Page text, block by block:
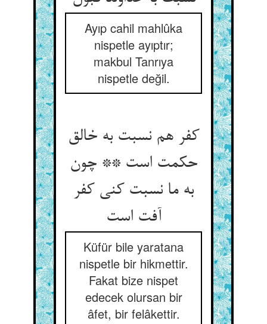
Ayıp cahil mahlûka
nispetle ayıptır;
makbul Tanrıya
nispetle değil.
کفر هم نسبت به خالق
حکمت است ** چون
به ما نسبت کنی کفر
Küfür bile yaratana
nispetle bir hikmettir.
Fakat bize nispet
edecek olursan bir
âfet, bir felâkettir.